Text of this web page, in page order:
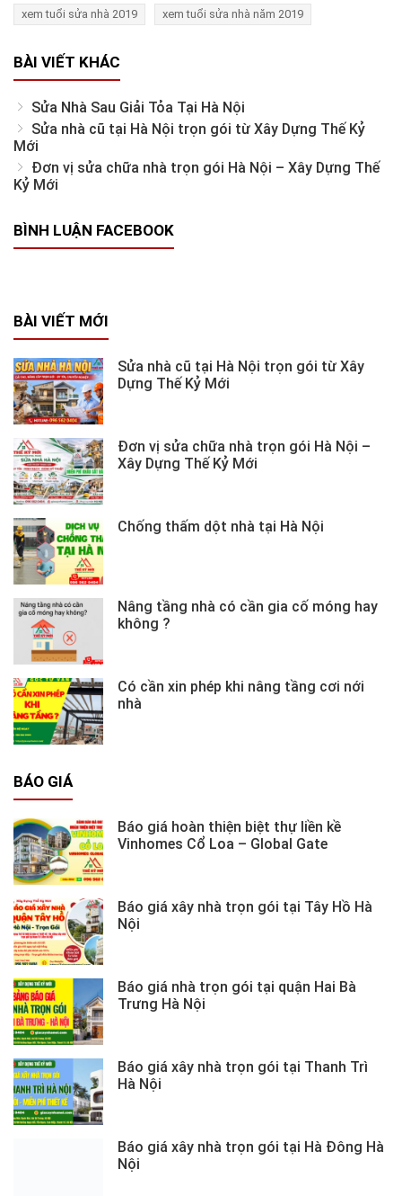
xem tuổi sửa nhà 2019 xem tuổi sửa nhà năm 2019
BÀI VIẾT KHÁC
Sửa Nhà Sau Giải Tỏa Tại Hà Nội
Sửa nhà cũ tại Hà Nội trọn gói từ Xây Dựng Thế Kỷ
Mới
Đơn vị sửa chữa nhà trọn gói Hà Nội – Xây Dựng Thế
Kỷ Mới
BÌNH LUẬN FACEBOOK
BÀI VIẾT MỚI
Sửa nhà cũ tại Hà Nội trọn gói từ Xây
Dựng Thế Kỷ Mới
Đơn vị sửa chữa nhà trọn gói Hà Nội –
Xây Dựng Thế Kỷ Mới
Chống thấm dột nhà tại Hà Nội
Nâng tầng nhà có cần gia cố móng hay
không ?
Có cần xin phép khi nâng tầng cơi nới
nhà
BÁO GIÁ
Báo giá hoàn thiện biệt thự liền kề
Vinhomes Cổ Loa – Global Gate
Báo giá xây nhà trọn gói tại Tây Hồ Hà
Nội
Báo giá nhà trọn gói tại quận Hai Bà
Trưng Hà Nội
Báo giá xây nhà trọn gói tại Thanh Trì
Hà Nội
Báo giá xây nhà trọn gói tại Hà Đông Hà
Nội